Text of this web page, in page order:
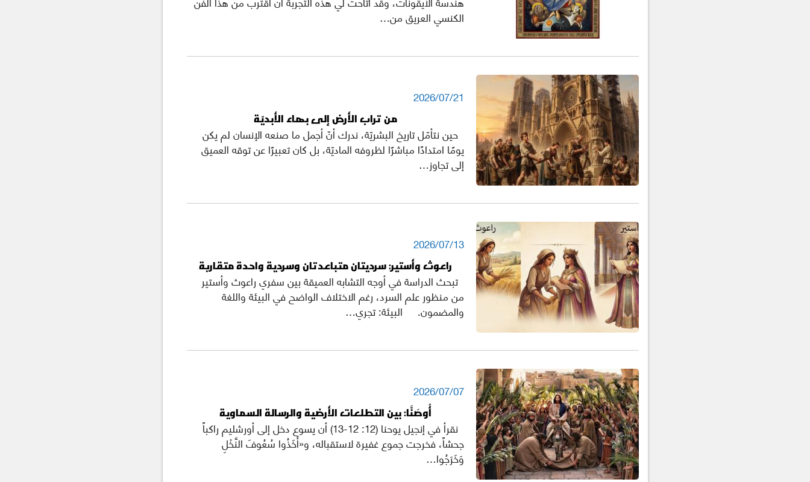
الكنسي العريق من…
2026/07/21
من تراب الأرض إلى بهاء الأبديّة
حين نتأمّل تاريخ البشريّة، ندرك أنّ أجمل ما صنعه الإنسان لم يكن
يومًا امتدادًا مباشرًا لظروفه الماديّة، بل كان تعبيرًا عن توقه العميق
إلى تجاوز…
2026/07/13
راعوث وأستير: سرديتان متباعدتان وسردية واحدة متقاربة
تبحث الدراسة في أوجه التشابه العميقة بين سفري راعوث وأستير
من منظور علم السرد، رغم الاختلاف الواضح في البيئة واللغة
والمضمون. البيئة: تجري…
2026/07/07
أُوصَنَّا: بين التطلعات الأرضية والرسالة السماوية
نقرأ في إنجيل يوحنا (12: 12-13) أن يسوع دخل إلى أورشليم راكباً
جحشاً، فخرجت جموع غفيرة لاستقباله، و«أَخَذُوا سُعُوفَ النَّخْلِ
وَخَرَجُوا…